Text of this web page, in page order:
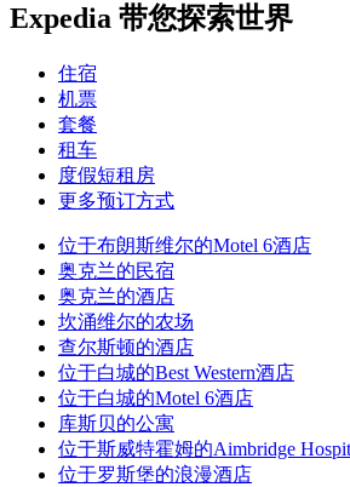
Expedia 带您探索世界
住宿
机票
套餐
租车
度假短租房
更多预订方式
位于布朗斯维尔的Motel 6酒店
奥克兰的民宿
奥克兰的酒店
坎涌维尔的农场
查尔斯顿的酒店
位于白城的Best Western酒店
位于白城的Motel 6酒店
库斯贝的公寓
位于斯威特霍姆的Aimbridge
位于罗斯堡的浪漫酒店